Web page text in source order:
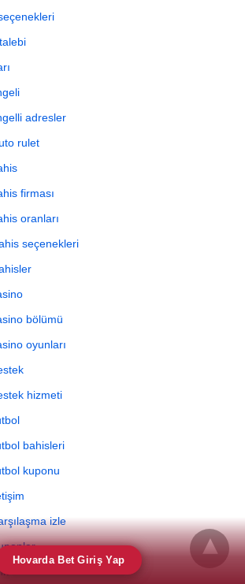
Hovarda Bet Giriş Yap
adresler
rulet
firması
oranları
seçenekleri
bölümü
oyunları
hizmeti
bahisleri
kuponu
izle